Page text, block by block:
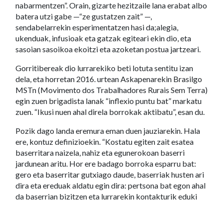
nabarmentzen”. Orain, gizarte hezitzaile lana erabat albo
batera utzi gabe —“ze gustatzen zait” —,
sendabelarrekin esperimentatzen hasi da;alegia,
ukenduak, infusioak eta gatzak egiteari ekin dio, eta
sasoian sasoikoa ekoitzi eta azoketan postua jartzeari.
Gorritibereak dio lurrarekiko beti lotuta sentitu izan
dela, eta horretan 2016. urtean Askapenarekin Brasilgo
MSTn (Movimento dos Trabalhadores Rurais Sem Terra)
egin zuen brigadista lanak “inflexio puntu bat” markatu
zuen. “Ikusi nuen ahal direla borrokak aktibatu”, esan du.
Pozik dago landa eremura eman duen jauziarekin. Hala
ere, kontuz definizioekin. “Kostatu egiten zait esatea
baserritara naizela, nahiz eta egunerokoan baserri
jardunean aritu. Hor ere badago borroka esparru bat:
gero eta baserritar gutxiago daude, baserriak husten ari
dira eta ereduak aldatu egin dira: pertsona bat egon ahal
da baserrian bizitzen eta lurrarekin kontakturik eduki